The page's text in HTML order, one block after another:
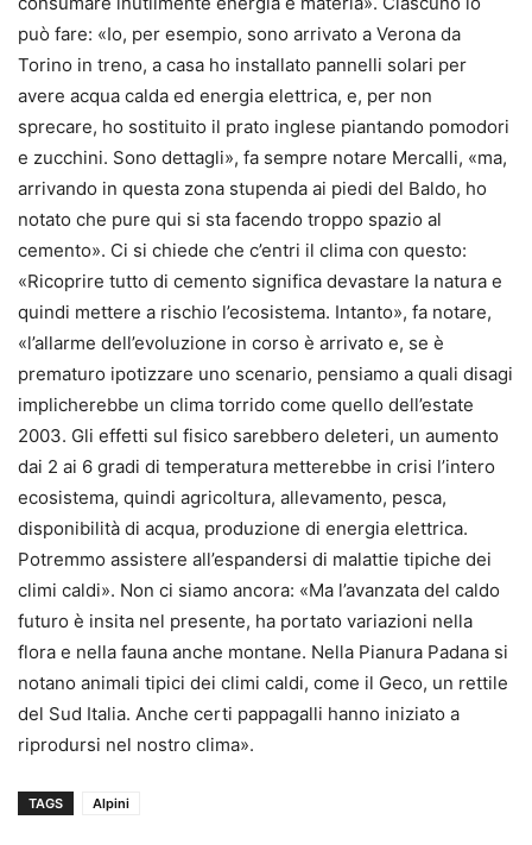
può fare: «Io, per esempio, sono arrivato a Verona da
Torino in treno, a casa ho installato pannelli solari per
avere acqua calda ed energia elettrica, e, per non
sprecare, ho sostituito il prato inglese piantando pomodori
e zucchini. Sono dettagli», fa sempre notare Mercalli, «ma,
arrivando in questa zona stupenda ai piedi del Baldo, ho
notato che pure qui si sta facendo troppo spazio al
cemento». Ci si chiede che c’entri il clima con questo:
«Ricoprire tutto di cemento significa devastare la natura e
quindi mettere a rischio l’ecosistema. Intanto», fa notare,
«l’allarme dell’evoluzione in corso è arrivato e, se è
prematuro ipotizzare uno scenario, pensiamo a quali disagi
implicherebbe un clima torrido come quello dell’estate
2003. Gli effetti sul fisico sarebbero deleteri, un aumento
dai 2 ai 6 gradi di temperatura metterebbe in crisi l’intero
ecosistema, quindi agricoltura, allevamento, pesca,
disponibilità di acqua, produzione di energia elettrica.
Potremmo assistere all’espandersi di malattie tipiche dei
climi caldi». Non ci siamo ancora: «Ma l’avanzata del caldo
futuro è insita nel presente, ha portato variazioni nella
flora e nella fauna anche montane. Nella Pianura Padana si
notano animali tipici dei climi caldi, come il Geco, un rettile
del Sud Italia. Anche certi pappagalli hanno iniziato a
riprodursi nel nostro clima».
TAGS Alpini